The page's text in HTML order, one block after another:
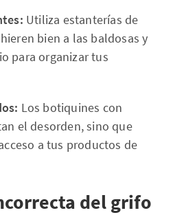
Utiliza estanterías de
bien a las baldosas y
para organizar tus
Los botiquines con
el desorden, sino que
a tus productos de
del grifo